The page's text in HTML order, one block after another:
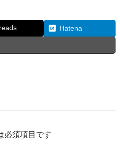
Hatena
必須項目です